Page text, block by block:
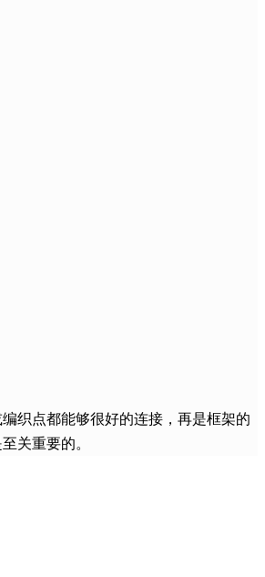
织点都能够很好的连接，再是框架的
关重要的。